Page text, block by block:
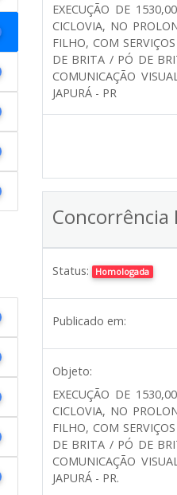
EXECUÇÃO DE
CICLOVIA, NO
FILHO, COM
DE BRITA / PÓ DE
COMUNICAÇÃO
JAPURÁ - PR
Concorrência
Status: Homologada
Publicado em:
Objeto:
EXECUÇÃO DE
CICLOVIA, NO
FILHO, COM
DE BRITA / PÓ DE
COMUNICAÇÃO
JAPURÁ - PR.